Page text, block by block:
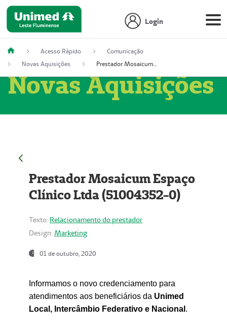
Login
Acesso Rápido
Comunicação
Novas Aquisições
Prestador Mosaicum Espaço Clínico Ltda (51004352-0)
Novas Aquisições
Prestador Mosaicum Espaço
Clínico Ltda (51004352-0)
Texto: Relacionamento do prestador
Design: Marketing
01 de outubro, 2020
Informamos o novo credenciamento para
atendimentos aos beneficiários da Unimed
Local, Intercâmbio Federativo e Nacional .